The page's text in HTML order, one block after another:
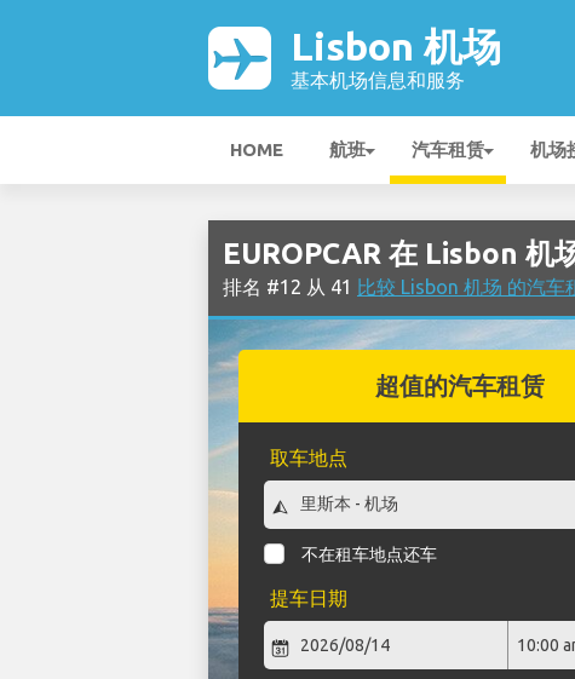
Lisbon 机场
基本机场信息和服务
HOME 航班 汽车租赁 机场
EUROPCAR 在 Lisbon 机
排名 #12 从 41 比较 Lisbon 机场 的汽车
超值的汽车租赁
取车地点
不在租车地点还车
提车日期